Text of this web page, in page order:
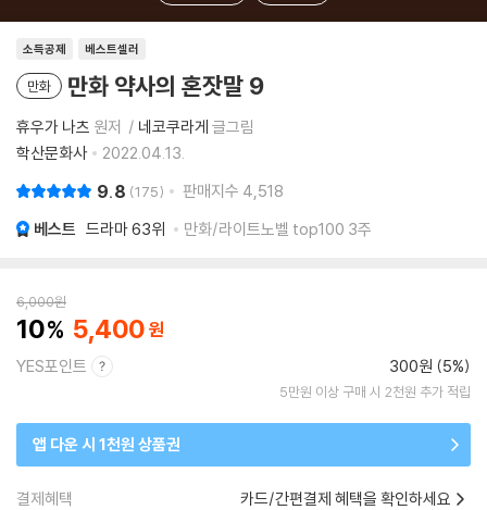
소득공제 베스트셀러
만화 만화 약사의 혼잣말 9
휴우가 나츠 원저 네코쿠라게 글그림
학산문화사
2022.04.13.
9.8 175 판매지수 4,518
베스트 드라마63위 만화/라이트노벨 top100 3주
6,000원
10 5,400
YES포인트 300원 (5%)
5만원 이상 구매 시 2천원 추가 적립
앱 다운 시 1천원 상품권
결제혜택 카드/간편결제 혜택을 확인하세요